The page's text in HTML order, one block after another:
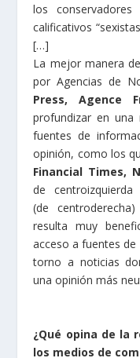
los
calificativos
[…]
La mejor manera
por Agencias de
Press, Agence
profundizar en una
fuentes de
opinión, como los
Financial Times,
de
(de
resulta muy
acceso a fuentes
torno a noticias
una opinión más
¿Qué opina de la
los medios de